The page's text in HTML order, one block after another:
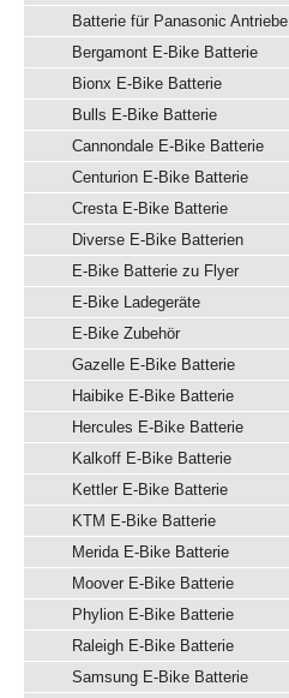
Batterie für Panasonic Antriebe
Bergamont E-Bike Batterie
Bionx E-Bike Batterie
Bulls E-Bike Batterie
Cannondale E-Bike Batterie
Centurion E-Bike Batterie
Cresta E-Bike Batterie
Diverse E-Bike Batterien
E-Bike Batterie zu Flyer
E-Bike Ladegeräte
E-Bike Zubehör
Gazelle E-Bike Batterie
Haibike E-Bike Batterie
Hercules E-Bike Batterie
Kalkoff E-Bike Batterie
Kettler E-Bike Batterie
KTM E-Bike Batterie
Merida E-Bike Batterie
Moover E-Bike Batterie
Phylion E-Bike Batterie
Raleigh E-Bike Batterie
Samsung E-Bike Batterie